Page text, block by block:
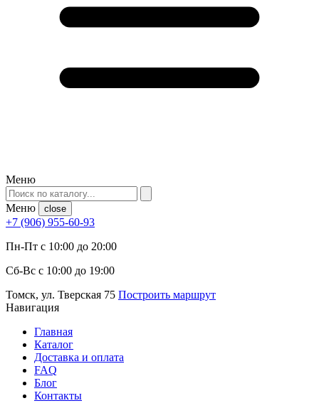
Меню
Меню close
+7 (906) 955-60-93
Пн-Пт с 10:00 до 20:00
Сб-Вс с 10:00 до 19:00
Томск, ул. Тверская 75 Построить маршрут
Навигация
Главная
Каталог
Доставка и оплата
FAQ
Блог
Контакты